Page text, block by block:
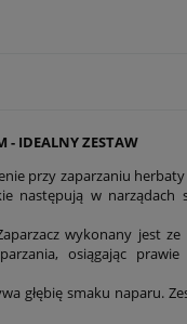
- IDEALNY ZESTAW
przy zaparzaniu
następują w narządach
wykonany jest ze
osiągając prawie
głębię smaku naparu.